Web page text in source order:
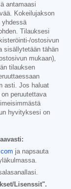
antamaasi
Kokeilujakson
yhdessä
Tilauksesi
ostosivun
sisällytetään tähän
mukaan),
tilauksen
asti. Jos haluat
peruutettava
hyvityksesi on
ja napsauta
Lisenssit".